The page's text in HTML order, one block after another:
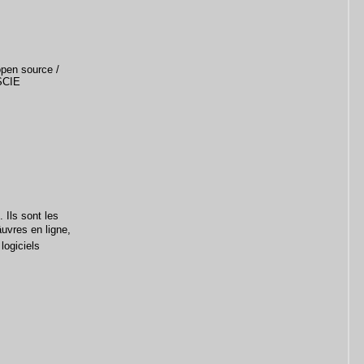
source /
Ils sont les
en ligne,